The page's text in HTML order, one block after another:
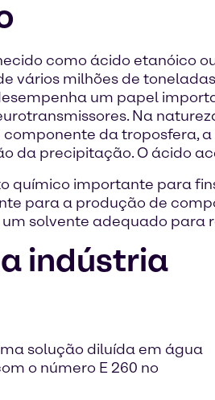
como ácido etanóico
vários milhões de
um papel
Na
da troposfera,
da precipitação. O ácido
químico importante para
para a produção de
solvente adequado para
indústria
solução diluída em água
o número E 260 no